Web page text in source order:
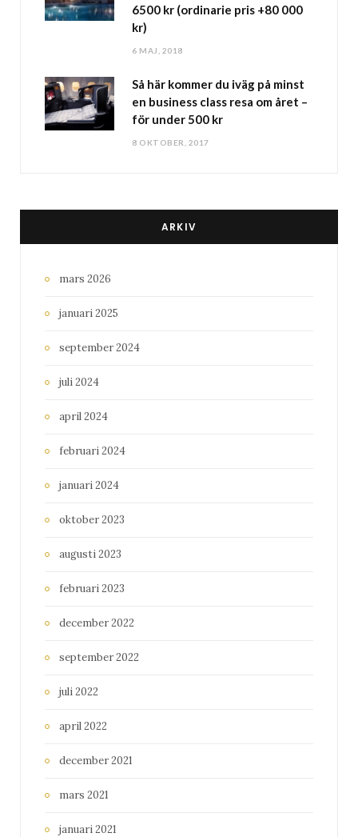
6500 kr (ordinarie pris +80 000
kr)
6 MAJ, 2018
Så här kommer du iväg på minst
en business class resa om året –
för under 500 kr
8 OKTOBER, 2017
ARKIV
mars 2026
januari 2025
september 2024
juli 2024
april 2024
februari 2024
januari 2024
oktober 2023
augusti 2023
februari 2023
december 2022
september 2022
juli 2022
april 2022
december 2021
mars 2021
januari 2021